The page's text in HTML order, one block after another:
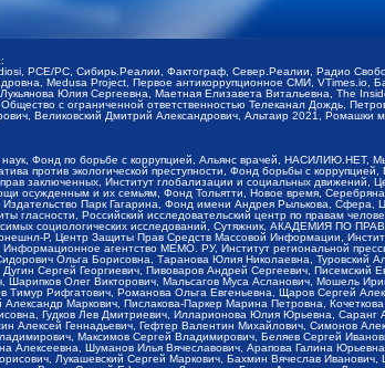
PCE/PC, Сибирь.Реалии, Фактограф, Север.Реалии, Радио
Medusa Project, Первое антикоррупционное СМИ,
Юлия Сергеевна, Маетная Елизавета Витальевна, The
с ограниченной ответственностью Телеканал Дождь,
Великовский Дмитрий Александрович, Альтаир 2021, Ромашки
Фонд по борьбе с коррупцией, Альянс врачей,
против экологической преступности, Фонд борьбы с
заключенных, Институт глобализации и социальных
осужденным и их семьям, Фонд Тольятти, Новое время,
Парк Гагарина, Фонд имени Андрея Рылькова,
Российский исследовательский центр по правам
социологических исследований, Сутяжник, АКАДЕМИЯ ПО
Р, Центр Защиты Прав Средств Массовой Информации,
агентство МЕМО. РУ, Институт региональной
Ольга Борисовна, Таранова Юлия Николаевна, Туровский
Сергей Георгиевич, Пивоваров Андрей Сергеевич, Писемский
Олег Викторович, Мальсагов Муса Асланович, Мошель
Рифгатович, Романова Ольга Евгеньевна, Щаров Сергей
Маркович, Пислакова-Паркер Марина Петровна,
Гудков Лев Дмитриевич, Илларионова Юлия Юрьевна,
Геннадьевич, Гефтер Валентин Михайлович, Симонов
Максимов Сергей Владимирович, Беляев Сергей
Шуманов Илья Вячеславович, Арапова Галина
Лукашевский Сергей Маркович, Бахмин Вячеслав